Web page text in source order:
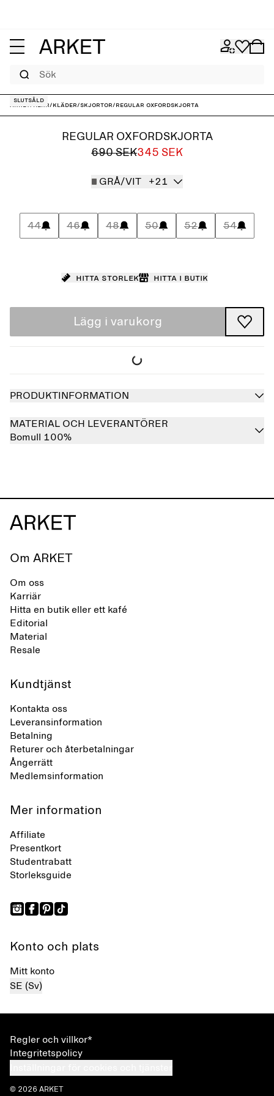
ARKET/ Herr/Kläder/Skjortor/Regular oxfordskjorta
Slutsåld
REGULAR OXFORDSKJORTA
690 SEK345 SEK
GRÅ/VIT +21
44 46 48 50 52 54
Hitta storlek Hitta i butik
Lägg i varukorg
PRODUKTINFORMATION
MATERIAL OCH LEVERANTÖRER
Bomull 100%
Om ARKET
Om oss
Karriär
Hitta en butik eller ett kafé
Editorial
Material
Resale
Kundtjänst
Kontakta oss
Leveransinformation
Betalning
Returer och återbetalningar
Ångerrätt
Medlemsinformation
Mer information
Affiliate
Presentkort
Studentrabatt
Storleksguide
Konto och plats
Mitt konto
SE (Sv)
Regler och villkor*
Integritetspolicy
© 2026 ARKET